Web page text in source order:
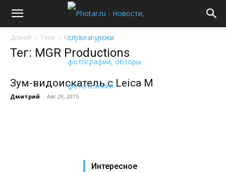
Домой Теги MGR Productions
Тег: MGR Productions
Зум-видоискатель с Leica M
Дмитрий - Авг 29, 2015
Интересное